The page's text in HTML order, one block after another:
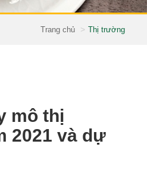
Trang chủ Thị trường
mô thị
2021 và dự